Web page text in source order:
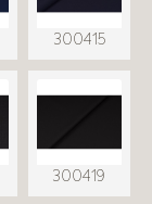
300415
300419